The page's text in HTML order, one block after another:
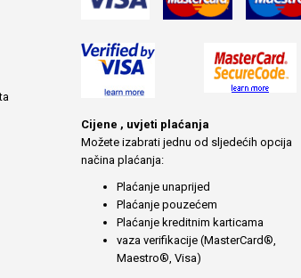
Cijene , uvjeti plaćanja
Možete izabrati jednu od sljedećih opcija
načina plaćanja:
Plaćanje unaprijed
Plaćanje pouzećem
Plaćanje kreditnim karticama
vaza verifikacije (MasterCard®,
Maestro®, Visa)